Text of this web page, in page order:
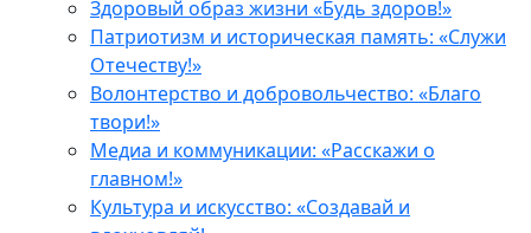
Здоровый образ жизни «Будь здоров!»
Патриотизм и историческая память: «Служи
Отечеству!»
Волонтерство и добровольчество: «Благо
твори!»
Медиа и коммуникации: «Расскажи о
главном!»
Культура и искусство: «Создавай и